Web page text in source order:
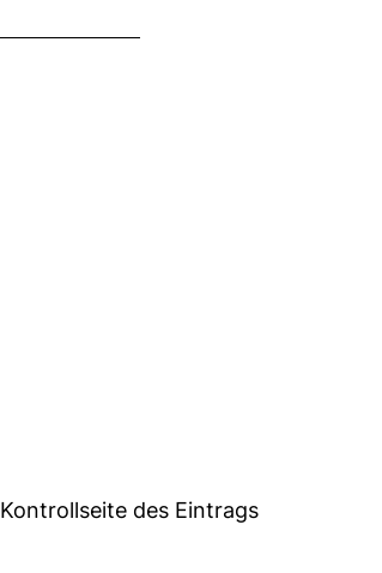
Kontrollseite des Eintrags